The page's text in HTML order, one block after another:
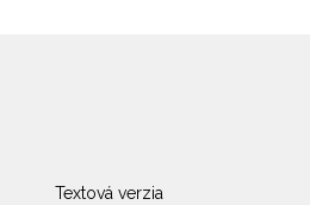
Textová verzia